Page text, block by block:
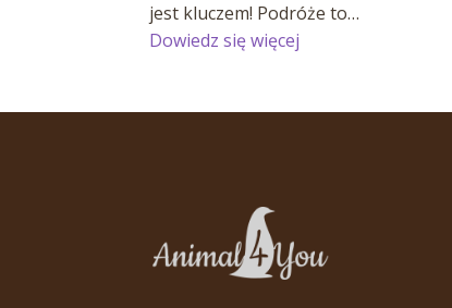
jest kluczem! Podróże to…
Dowiedz się więcej:
kluczem!